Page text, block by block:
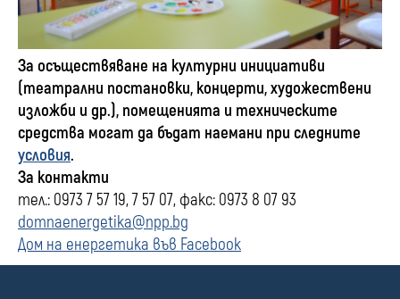
За осъществяване на културни инициативи
(театрални постановки, концерти, художествени
изложби и др.), помещенията и техническите
средства могат да бъдат наемани при следните
условия.
За контакти
тел.: 0973 7 57 19, 7 57 07, факс: 0973 8 07 93
domnaenergetika@npp.bg
Дом на енергетика във Facebook